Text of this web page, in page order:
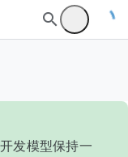
发模型保持一